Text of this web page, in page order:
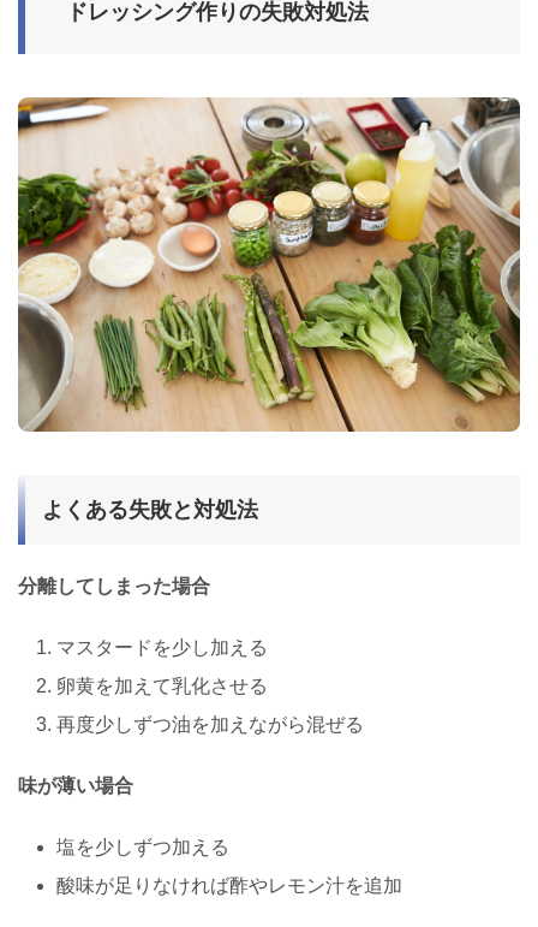
ドレッシング作りの失敗対処法
よくある失敗と対処法
分離してしまった場合
マスタードを少し加える
卵黄を加えて乳化させる
再度少しずつ油を加えながら混ぜる
味が薄い場合
塩を少しずつ加える
酸味が足りなければ酢やレモン汁を追加